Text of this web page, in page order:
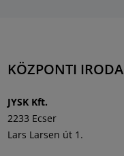
KÖZPONTI IRODA
JYSK Kft.
2233 Ecser
Lars Larsen út 1.